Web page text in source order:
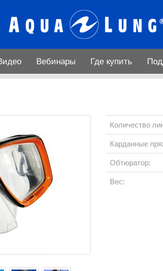
Вебинары Где купить
Количество
Карданные
Обтюратор:
Вес: